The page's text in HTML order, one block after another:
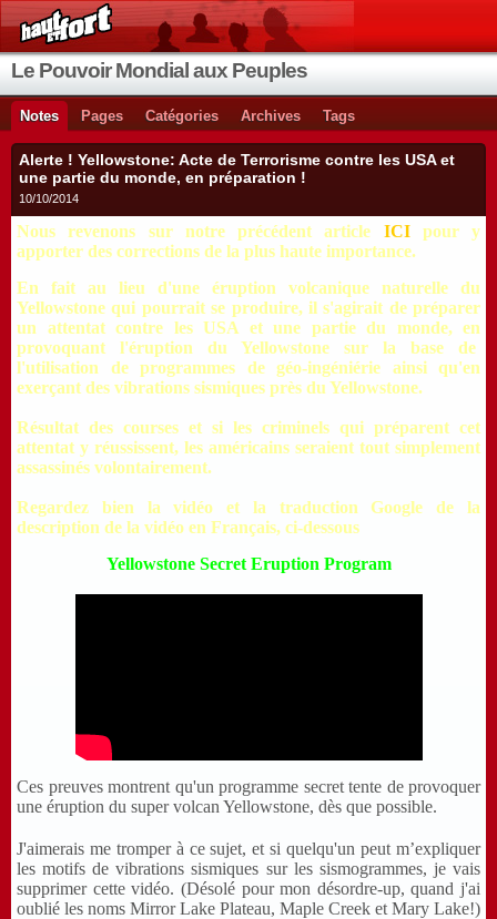
Le Pouvoir Mondial aux Peuples
Notes Pages Catégories Archives Tags
Alerte ! Yellowstone: Acte de Terrorisme contre les USA et
une partie du monde, en préparation !
10/10/2014
Nous revenons sur notre précédent article ICIpour y
apporter des corrections de la plus haute importance.
En fait au lieu d'une éruption volcanique naturelle du
Yellowstone qui pourrait se produire, il s'agirait de préparer
un attentat contre les USA et une partie du monde, en
provoquant l'éruption du Yellowstone sur la base de
l'utilisation de programmes de géo-ingéniérie ainsi qu'en
exerçant des vibrations sismiques près du Yellowstone.
Résultat des courses et si les criminels qui préparent cet
attentat y réussissent, les américains seraient tout simplement
assassinés volontairement.
Regardez bien la vidéo et la traduction Google de la
description de la vidéo en Français, ci-dessous
Yellowstone Secret Eruption Program
Ces preuves montrent qu'un programme secret tente de provoquer
une éruption du super volcan Yellowstone, dès que possible.
J'aimerais me tromper à ce sujet, et si quelqu'un peut m’expliquer
les motifs de vibrations sismiques sur les sismogrammes, je vais
supprimer cette vidéo. (Désolé pour mon désordre-up, quand j'ai
oublié les noms Mirror Lake Plateau, Maple Creek et Mary Lake!)